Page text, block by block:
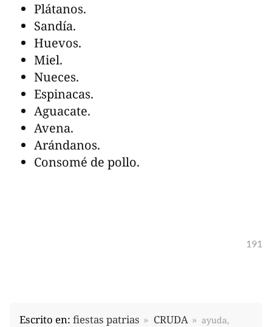
Plátanos.
Sandía.
Huevos.
Miel.
Nueces.
Espinacas.
Aguacate.
Avena.
Arándanos.
Consomé de pollo.
191
Escrito en: fiestas patrias CRUDA
ayuda,